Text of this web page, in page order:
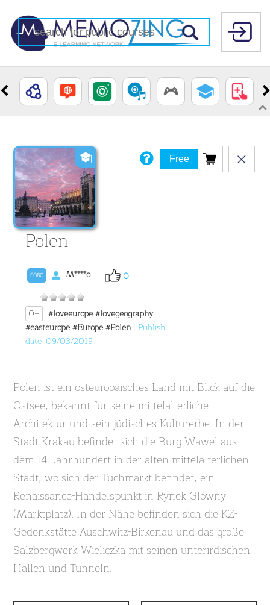
Polen
6080 M****o 0
0+ #loveeurope#lovegeography
#easteurope#Europe#Polen| Publish
date: 09/03/2019
Free
Polen ist ein osteuropäisches Land mit Blick auf die
Ostsee, bekannt für seine mittelalterliche
Architektur und sein jüdisches Kulturerbe. In der
Stadt Krakau befindet sich die Burg Wawel aus
dem 14. Jahrhundert in der alten mittelalterlichen
Stadt, wo sich der Tuchmarkt befindet, ein
Renaissance-Handelspunkt in Rynek Glówny
(Marktplatz). In der Nähe befinden sich die KZ-
Gedenkstätte Auschwitz-Birkenau und das große
Salzbergwerk Wieliczka mit seinen unterirdischen
Hallen und Tunneln.